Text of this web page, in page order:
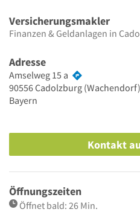
Versicherungsmakler
Finanzen & Geldanlagen in
Adresse
Amselweg 15 a
90556Cadolzburg (Wachendorf)
Bayern
Kontakt
Öffnungszeiten
Öffnet bald: 26 Min.